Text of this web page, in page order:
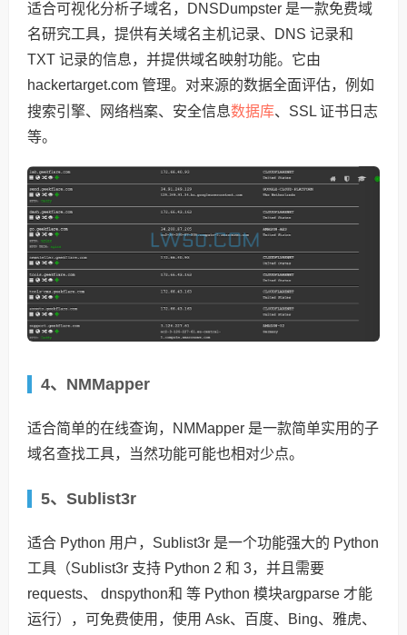
适合可视化分析子域名，DNSDumpster 是一款免费域
名研究工具，提供有关域名主机记录、DNS 记录和
TXT 记录的信息，并提供域名映射功能。它由
hackertarget.com 管理。对来源的数据全面评估，例如
搜索引擎、网络档案、安全信息数据库、SSL 证书日志
等。
4、NMMapper
适合简单的在线查询，NMMapper 是一款简单实用的子
域名查找工具，当然功能可能也相对少点。
5、Sublist3r
适合 Python 用户，Sublist3r 是一个功能强大的 Python
工具（Sublist3r 支持 Python 2 和 3，并且需要
requests、 dnspython和 等 Python 模块argparse 才能
运行），可免费使用，使用 Ask、百度、Bing、雅虎、